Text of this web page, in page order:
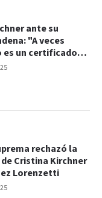
ante su
"A veces
es un certificado
rechazó la
Cristina Kirchner
Lorenzetti